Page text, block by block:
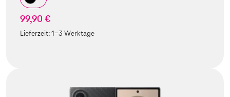
99,90 €
Lieferzeit:1-3 Werktage